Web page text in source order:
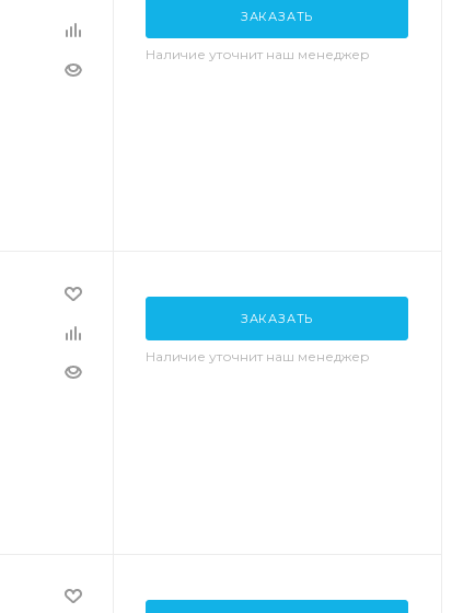
ЗАКАЗАТЬ
Наличие уточнит наш менеджер
ЗАКАЗАТЬ
Наличие уточнит наш менеджер